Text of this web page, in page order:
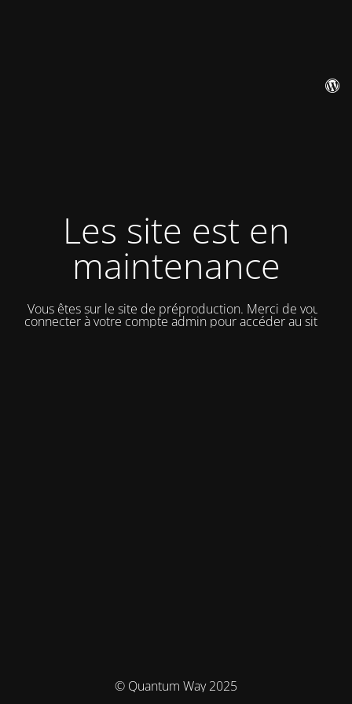
Les site est en
maintenance
Vous êtes sur le site de préproduction. Merci de vous
connecter à votre compte admin pour accéder au site.
© Quantum Way 2025